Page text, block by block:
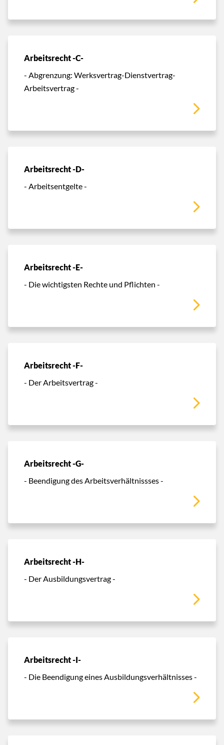
Arbeitsrecht -C-
- Abgrenzung: Werksvertrag-Dienstvertrag-
Arbeitsvertrag -
Arbeitsrecht -D-
- Arbeitsentgelte -
Arbeitsrecht -E-
- Die wichtigsten Rechte und Pflichten -
Arbeitsrecht -F-
- Der Arbeitsvertrag -
Arbeitsrecht -G-
- Beendigung des Arbeitsverhältnissses -
Arbeitsrecht -H-
- Der Ausbildungsvertrag -
Arbeitsrecht -I-
- Die Beendigung eines Ausbildungsverhältnisses -